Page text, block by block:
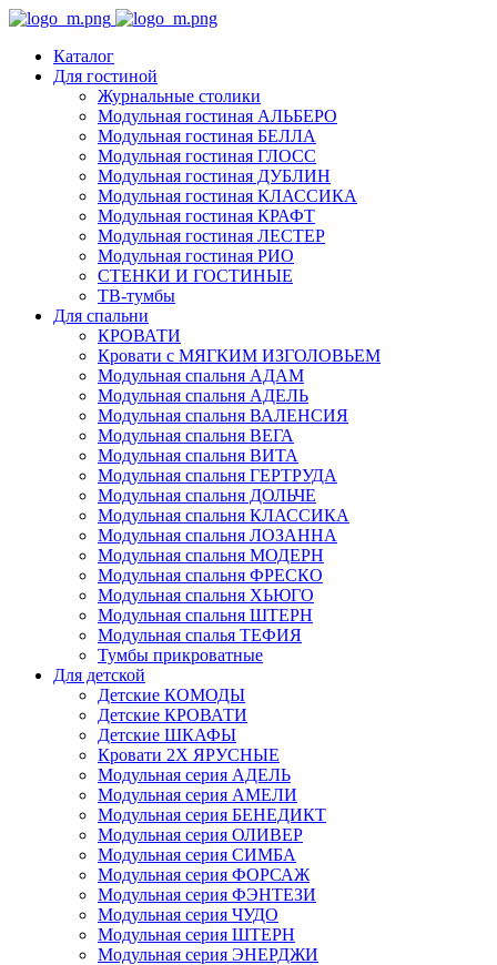
Каталог
Для гостиной
Журнальные столики
Модульная гостиная АЛЬБЕРО
Модульная гостиная БЕЛЛА
Модульная гостиная ГЛОСС
Модульная гостиная ДУБЛИН
Модульная гостиная КЛАССИКА
Модульная гостиная КРАФТ
Модульная гостиная ЛЕСТЕР
Модульная гостиная РИО
СТЕНКИ И ГОСТИНЫЕ
ТВ-тумбы
Для спальни
КРОВАТИ
Кровати с МЯГКИМ ИЗГОЛОВЬЕМ
Модульная спальня АДАМ
Модульная спальня АДЕЛЬ
Модульная спальня ВАЛЕНСИЯ
Модульная спальня ВЕГА
Модульная спальня ВИТА
Модульная спальня ГЕРТРУДА
Модульная спальня ДОЛЬЧЕ
Модульная спальня КЛАССИКА
Модульная спальня ЛОЗАННА
Модульная спальня МОДЕРН
Модульная спальня ФРЕСКО
Модульная спальня ХЬЮГО
Модульная спальня ШТЕРН
Модульная спалья ТЕФИЯ
Тумбы прикроватные
Для детской
Детские КОМОДЫ
Детские КРОВАТИ
Детские ШКАФЫ
Кровати 2Х ЯРУСНЫЕ
Модульная серия АДЕЛЬ
Модульная серия АМЕЛИ
Модульная серия БЕНЕДИКТ
Модульная серия ОЛИВЕР
Модульная серия СИМБА
Модульная серия ФОРСАЖ
Модульная серия ФЭНТЕЗИ
Модульная серия ЧУДО
Модульная серия ШТЕРН
Модульная серия ЭНЕРДЖИ